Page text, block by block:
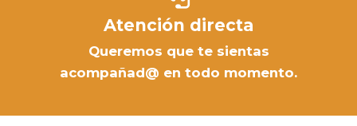
Atención directa
Queremos que te sientas
acompañad@ en todo momento.